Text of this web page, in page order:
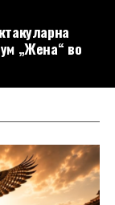
„Жена“ во